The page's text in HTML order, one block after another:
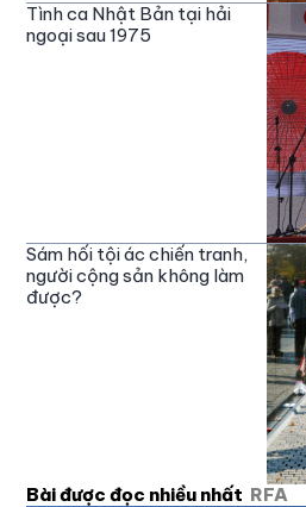
Tình ca Nhật Bản tại hải
ngoại sau 1975
Sám hối tội ác chiến tranh,
người cộng sản không làm
được?
Bài được đọc nhiều nhất RFA